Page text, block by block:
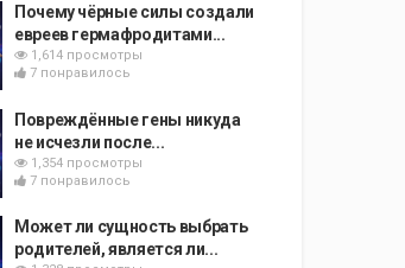
Почему чёрные силы создали
евреев гермафродитами...
1,614 просмотры
7 понравилось
Повреждённые гены никуда
не исчезли после...
1,354 просмотры
7 понравилось
Может ли сущность выбрать
родителей, является ли...